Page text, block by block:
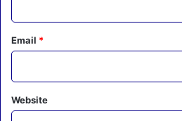
Email *
Website